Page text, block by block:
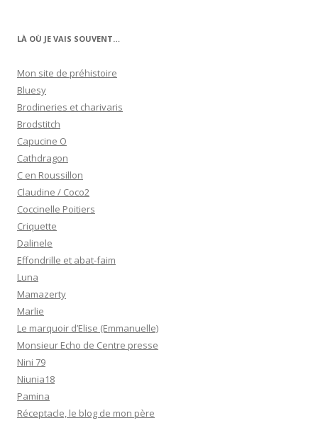
LÀ OÙ JE VAIS SOUVENT…
Mon site de préhistoire
Bluesy
Brodineries et charivaris
Brodstitch
Capucine O
Cathdragon
C en Roussillon
Claudine / Coco2
Coccinelle Poitiers
Criquette
Dalinele
Effondrille et abat-faim
Luna
Mamazerty
Marlie
Le marquoir d’Elise (Emmanuelle)
Monsieur Echo de Centre presse
Nini 79
Niunia18
Pamina
Réceptacle, le blog de mon père